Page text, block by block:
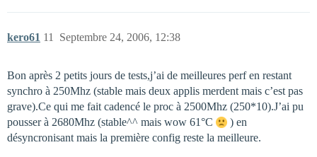
kero61 Septembre 24, 2006, 12:38
11
Bon après 2 petits jours de tests,j’ai de meilleures perf en restant
synchro à 250Mhz (stable mais deux applis merdent mais c’est pas
grave).Ce qui me fait cadencé le proc à 2500Mhz (250*10).J’ai pu
pousser à 2680Mhz (stable^^ mais wow 61°C
) en
désyncronisant mais la première config reste la meilleure.